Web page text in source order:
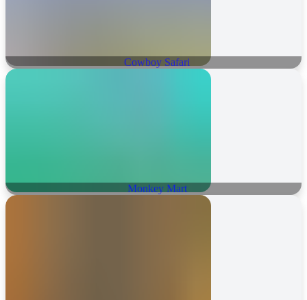
Cowboy Safari
Monkey Mart